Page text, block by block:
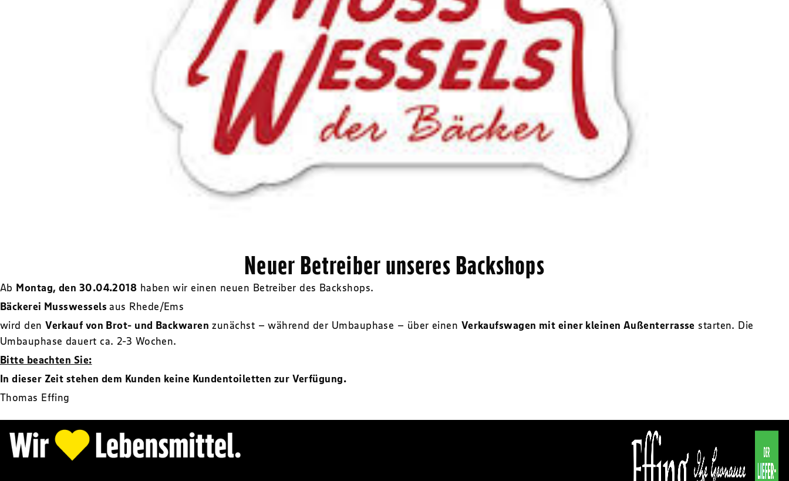
Neuer Betreiber unseres Backshops
Ab Montag, den 30.04.2018 haben wir einen neuen Betreiber des Backshops.
Bäckerei Musswesselsaus Rhede/Ems
wird denVerkauf von Brot- und Backwaren zunächst – während der Umbauphase – über einen Verkaufswagen mit einer kleinen Außenterrasse starten. Die
Umbauphase dauert ca. 2-3 Wochen.
Bitte beachten Sie:
In dieser Zeit stehen dem Kunden keine Kundentoiletten zur Verfügung.
Thomas Effing